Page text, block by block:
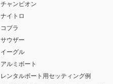
チャンピオン
ナイトロ
コブラ
サウザー
イーグル
アルミボート
レンタルボート用セッティング例